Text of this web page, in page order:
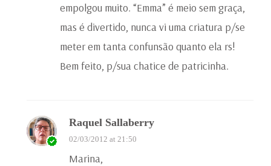
empolgou muito. “Emma” é meio sem graça,
mas é divertido, nunca vi uma criatura p/se
meter em tanta confunsão quanto ela rs!
Bem feito, p/sua chatice de patricinha.
Raquel Sallaberry
02/03/2012 at 21:50
Marina,